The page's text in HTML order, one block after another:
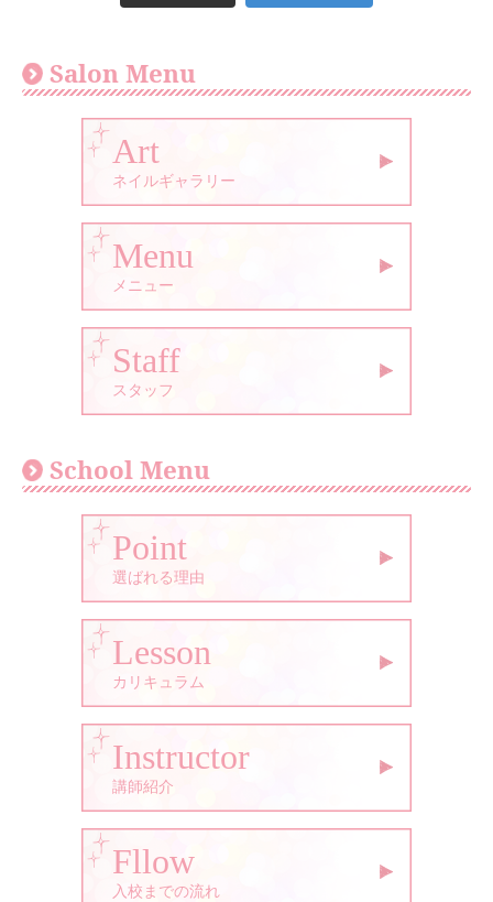
Salon Menu
Art
ネイルギャラリー
Menu
メニュー
Staff
スタッフ
School Menu
Point
選ばれる理由
Lesson
カリキュラム
Instructor
講師紹介
Fllow
入校までの流れ